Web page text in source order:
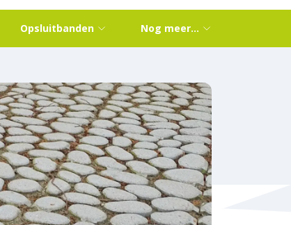
Opsluitbanden Nog meer…